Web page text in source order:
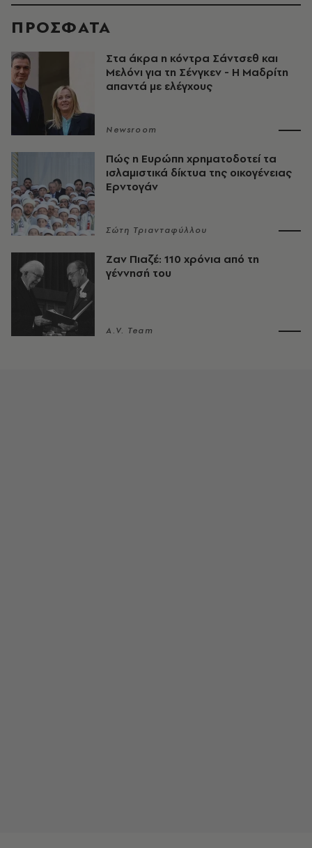
ΠΡΟΣΦΑΤΑ
Στα άκρα η κόντρα Σάντσεθ και
Μελόνι για τη Σένγκεν - Η Μαδρίτη
απαντά με ελέγχους
Newsroom
Πώς η Ευρώπη χρηματοδοτεί τα
ισλαμιστικά δίκτυα της οικογένειας
Ερντογάν
Σώτη Τριανταφύλλου
Ζαν Πιαζέ: 110 χρόνια από τη
γέννησή του
A.V. Team